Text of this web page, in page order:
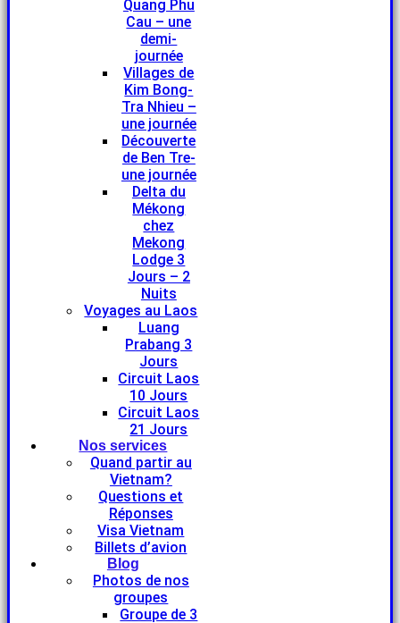
Quang Phu
Cau – une
demi-
journée
Villages de
Kim Bong-
Tra Nhieu –
une journée
Découverte
de Ben Tre-
une journée
Delta du
Mékong
chez
Mekong
Lodge 3
Jours – 2
Nuits
Voyages au Laos
Luang
Prabang 3
Jours
Circuit Laos
10 Jours
Circuit Laos
21 Jours
Nos services
Quand partir au
Vietnam?
Questions et
Réponses
Visa Vietnam
Billets d’avion
Blog
Photos de nos
groupes
Groupe de 3